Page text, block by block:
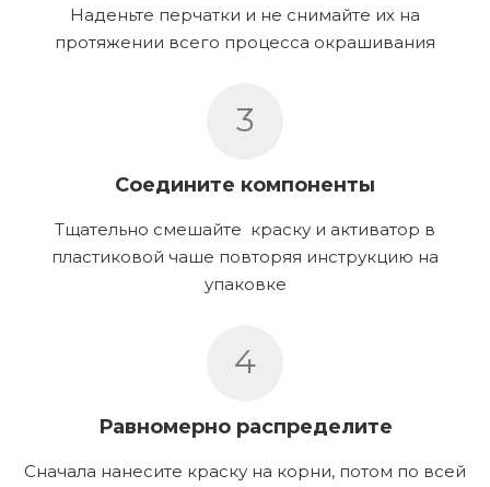
Наденьте перчатки и не снимайте их на
протяжении всего процесса окрашивания
3
Соедините компоненты
Тщательно смешайте краску и активатор в
пластиковой чаше повторяя инструкцию на
упаковке
4
Равномерно распределите
Сначала нанесите краску на корни, потом по всей